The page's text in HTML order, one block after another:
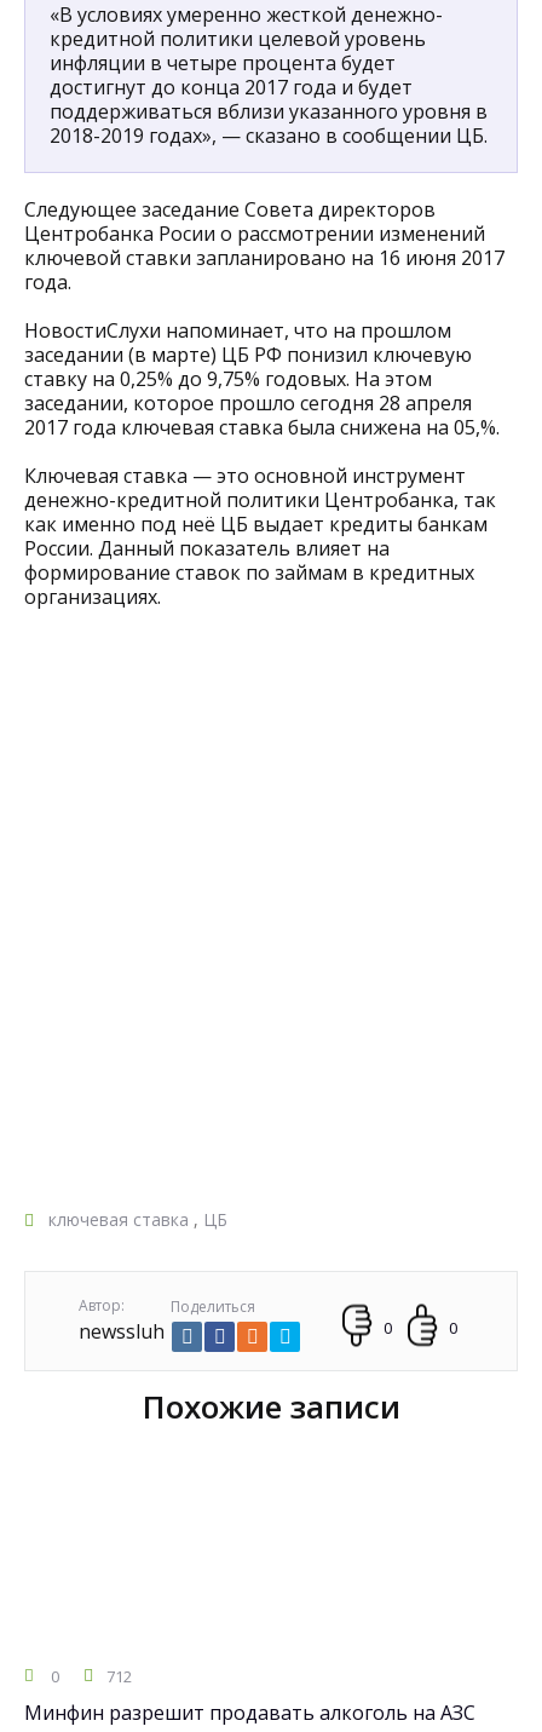
«В условиях умеренно жесткой денежно-
кредитной политики целевой уровень
инфляции в четыре процента будет
достигнут до конца 2017 года и будет
поддерживаться вблизи указанного уровня в
2018-2019 годах», — сказано в сообщении ЦБ.
Следующее заседание Совета директоров
Центробанка Росии о рассмотрении изменений
ключевой ставки запланировано на 16 июня 2017
года.
НовостиСлухи напоминает, что на прошлом
заседании (в марте) ЦБ РФ понизил ключевую
ставку на 0,25% до 9,75% годовых. На этом
заседании, которое прошло сегодня 28 апреля
2017 года ключевая ставка была снижена на 05,%.
Ключевая ставка — это основной инструмент
денежно-кредитной политики Центробанка, так
как именно под неё ЦБ выдает кредиты банкам
России. Данный показатель влияет на
формирование ставок по займам в кредитных
организациях.
ключевая ставка , ЦБ
Автор:
newssluh
Поделиться
0 0
Похожие записи
0 712
Минфин разрешит продавать алкоголь на АЗС